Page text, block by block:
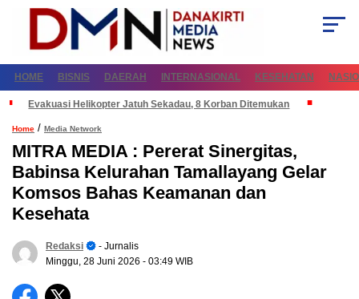
HOME BISNIS DAERAH INTERNASIONAL KESEHATAN
Evakuasi Helikopter Jatuh Sekadau, 8 Korban Ditemukan
Home / Media Network
MITRA MEDIA : Pererat Sinergitas,
Babinsa Kelurahan Tamallayang Gelar
Komsos Bahas Keamanan dan
Kesehata
Redaksi
- Jurnalis
Minggu, 28 Juni 2026 - 03:49 WIB